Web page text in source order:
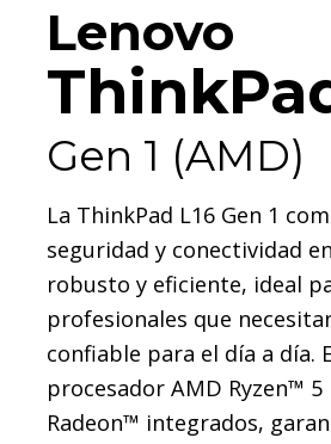
Lenovo
Gen 1 (AMD)
La ThinkPad L16 Gen 1
seguridad y conectividad
robusto y eficiente, ideal
profesionales que
confiable para el día a día.
procesador AMD Ryzen™ 5
Radeon™ integrados,